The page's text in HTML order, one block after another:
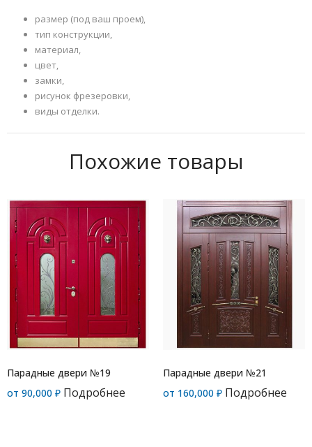
размер (под ваш проем),
тип конструкции,
материал,
цвет,
замки,
рисунок фрезеровки,
виды отделки.
Похожие товары
Парадные двери №19
от 90,000 ₽ Подробнее
Парадные двери №21
от 160,000 ₽ Подробнее